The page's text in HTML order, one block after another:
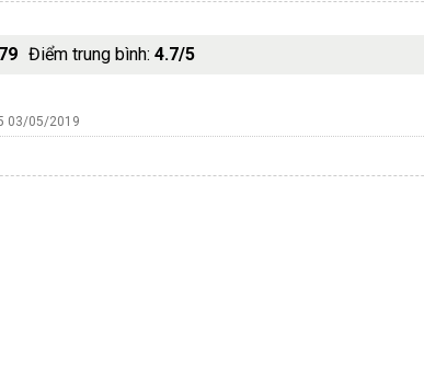
79 Điểm trung bình: 4.7/5
03/05/2019